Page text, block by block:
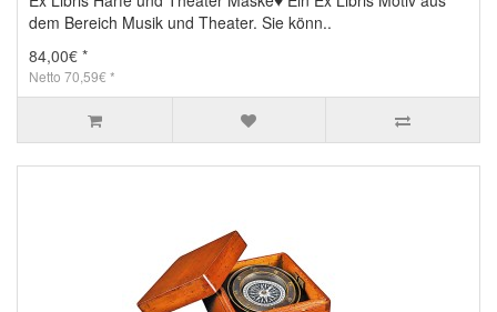
dem Bereich Musik und Theater. Sie könn..
84,00€ *
Netto 70,59€ *